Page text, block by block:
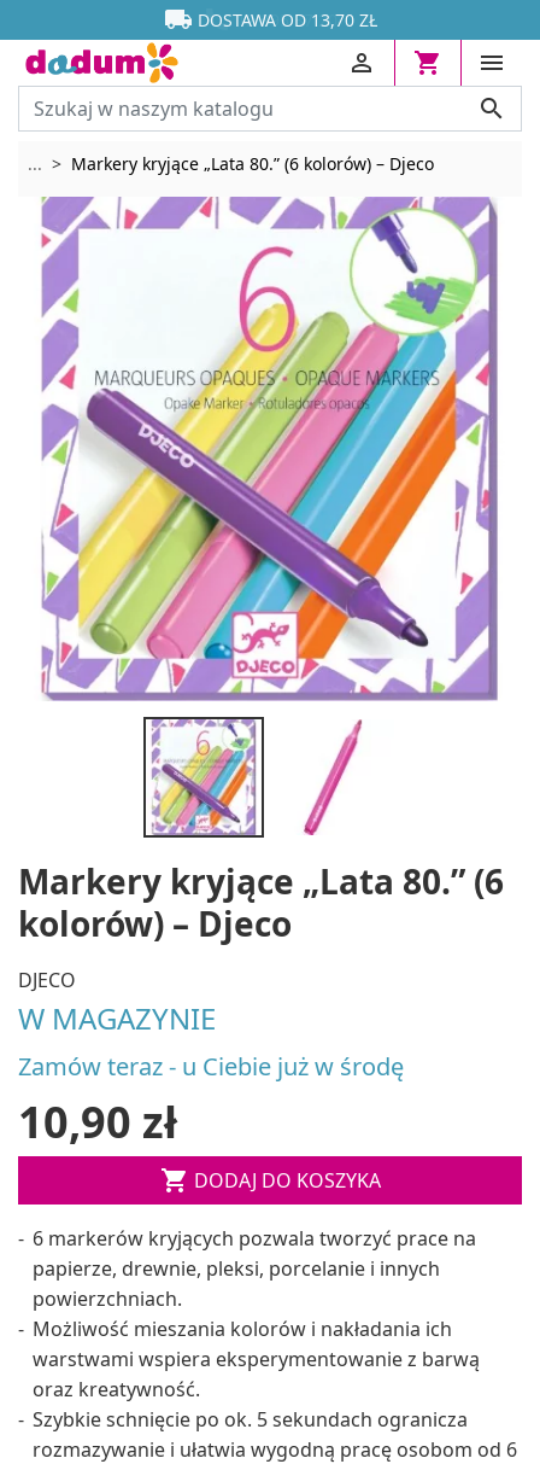

 DOSTAWA OD 13,70 ZŁ






... Rozwiń breadcrumbs
Markery kryjące „Lata 80.” (6 kolorów) – Djeco
Markery kryjące „Lata 80.” (6
kolorów) – Djeco
DJECO
W MAGAZYNIE
Zamów teraz - u Ciebie już w środę
10,90 zł
 DODAJ DO KOSZYKA
6 markerów kryjących pozwala tworzyć prace na
papierze, drewnie, pleksi, porcelanie i innych
powierzchniach.
Możliwość mieszania kolorów i nakładania ich
warstwami wspiera eksperymentowanie z barwą
oraz kreatywność.
Szybkie schnięcie po ok. 5 sekundach ogranicza
rozmazywanie i ułatwia wygodną pracę osobom od 6